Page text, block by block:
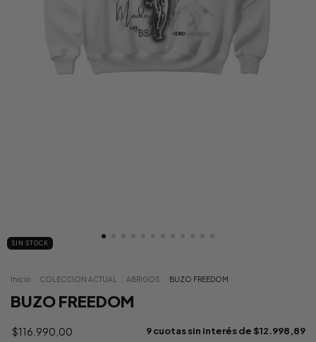
SIN STOCK
Inicio COLECCION ACTUAL ABRIGOS BUZO FREEDOM
BUZO FREEDOM
$116.990,00 9cuotas sin interés de $12.998,89